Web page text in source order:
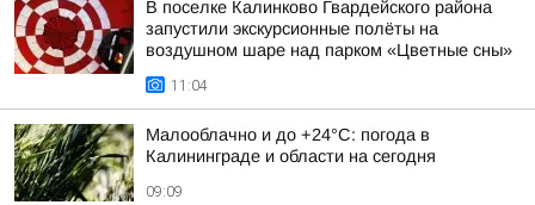
В поселке Калинково Гвардейского района
запустили экскурсионные полёты на
воздушном шаре над парком «Цветные сны»
11:04
Малооблачно и до +24°С: погода в
Калининграде и области на сегодня
09:09